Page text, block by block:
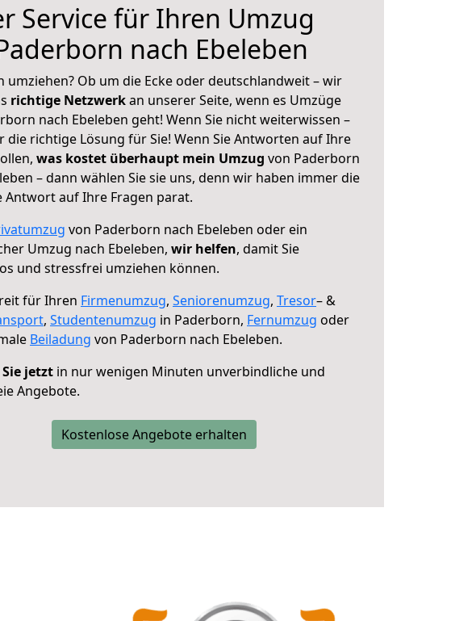
Service für Ihren Umzug
nach Ebeleben
umziehen? Ob um die Ecke oder deutschlandweit – wir
richtige Netzwerkan unserer Seite, wenn es Umzüge
nach Ebeleben geht! Wenn Sie nicht weiterwissen –
die richtige Lösung für Sie! Wenn Sie Antworten auf Ihre
was kostet überhaupt mein Umzug von Paderborn
– dann wählen Sie sie uns, denn wir haben immer die
Antwort auf Ihre Fragen parat.
von Paderborn nach Ebeleben oder ein
Umzug nach Ebeleben, wir helfen, damit Sie
und stressfrei umziehen können.
für Ihren Firmenumzug, Seniorenumzug, Tresor– &
, Studentenumzug in Paderborn, Fernumzug oder
Beiladung von Paderborn nach Ebeleben.
jetzt in nur wenigen Minuten unverbindliche und
Angebote.
Kostenlose Angebote erhalten